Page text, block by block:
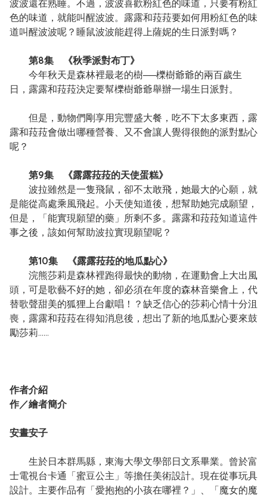
波波還在熟睡。不過，波波喜歡粉紅色的味道，只要有粉紅
色的味道，就能叫醒波波。露露和菈菈要如何用粉紅色的味
道叫醒波波呢？睡鼠波波能趕得上薩妮的生日派對嗎？
第8集 《秋季派對布丁》
今年秋天是森林裡最老的樹──櫟樹爺爺的兩百歲生
日，露露和菈菈決定要幫櫟樹爺爺舉辦一場生日派對。
但是，動物們剛享用完豐盛大餐，吃不下太多東西，露
露和菈菈會做出哪種營養、又不會讓人覺得很飽的派對點心
呢？
第9集 《露露菈菈的天使蛋糕》
波拉雖然是一隻飛鼠，卻不太敢飛，她最大的心願，就
是能從高處乘風飛起。小天使知道後，想幫助她完成願望，
但是，「能實現願望的藥」所剩不多。露露和菈菈知道這件
事之後，該如何幫助波拉實現願望呢？
第10集 《露露菈菈的地瓜點心》
浣熊莎莉是森林裡跑得最快的動物，在運動會上大出風
頭，可是歌藝不好的她，卻必須在年度的森林音樂會上，代
替歌聲甜美的狐狸上台獻唱！？缺乏信心的莎莉心情十分沮
喪，露露和菈菈在得知消息後，想出了新的地瓜點心要來鼓
勵莎莉……
作者介紹
作／繪者簡介
安晝安子
生於日本群馬縣，東海大學文學部日文系畢業。曾於富
士電視台卡通「蜜豆公主」等擔任美術設計。現在從事玩具
設計。主要作品有「愛抱抱的小孩在哪裡？」、「魔女的魔